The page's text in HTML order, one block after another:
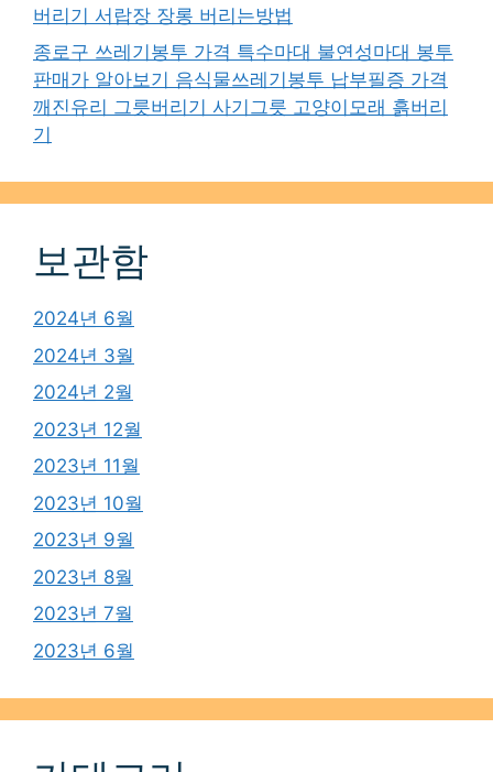
버리기 서랍장 장롱 버리는방법
종로구 쓰레기봉투 가격 특수마대 불연성마대 봉투
판매가 알아보기 음식물쓰레기봉투 납부필증 가격
깨진유리 그릇버리기 사기그릇 고양이모래 흙버리
기
보관함
2024년 6월
2024년 3월
2024년 2월
2023년 12월
2023년 11월
2023년 10월
2023년 9월
2023년 8월
2023년 7월
2023년 6월